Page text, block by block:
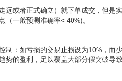
远或者正式确立）就下单成交，但
（一般预测准确率< 40%)。
制：如亏损的交易止损设为10%，
势的盈利，足以覆盖大部分假突破导